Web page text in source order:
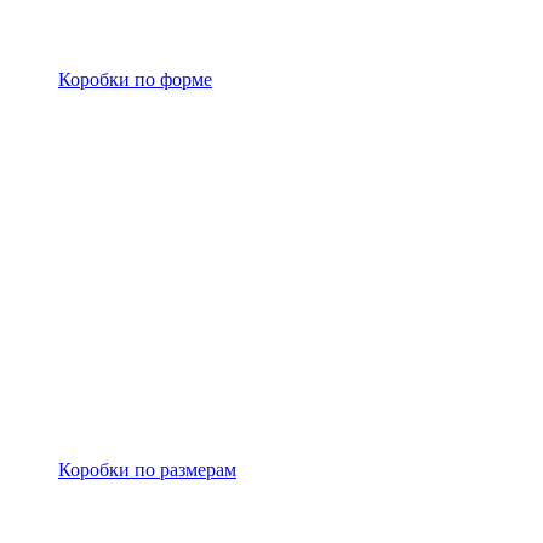
Коробки по форме
Коробки по размерам